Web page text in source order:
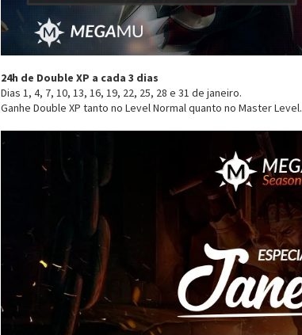
24h de Double XP a cada 3 dias
Dias 1, 4, 7, 10, 13, 16, 19, 22, 25, 28 e 31 de janeiro.
Ganhe Double XP tanto no Level Normal quanto no Master Level.